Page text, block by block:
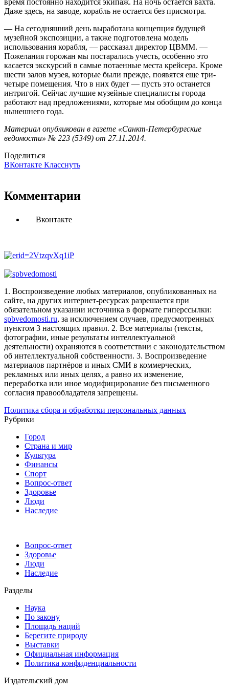
время постоянно находится экипаж. На ночь остается вахта.
Даже здесь, на заводе, корабль не остается без присмотра.
— На сегодняшний день выработана концепция будущей
музейной экспозиции, а также подготовлена модель
использования корабля, — рассказал директор ЦВММ. —
Пожелания горожан мы постарались учесть, особенно это
касается экскурсий в самые потаенные места крейсера. Кроме
шести залов музея, которые были прежде, появятся еще три-
четыре помещения. Что в них будет — пусть это останется
интригой. Сейчас лучшие музейные специалисты города
работают над предложениями, которые мы обобщим до конца
нынешнего года.
Материал опубликован в газете «Санкт-Петербургские
ведомости» № 223 (5349) от 27.11.2014.
Поделиться
ВКонтакте Класснуть
Комментарии
Вконтакте
1. Воспроизведение любых материалов, опубликованных на
сайте, на других интернет-ресурсах разрешается при
обязательном указании источника в формате гиперссылки:
spbvedomosti.ru, за исключением случаев, предусмотренных
пунктом 3 настоящих правил. 2. Все материалы (тексты,
фотографии, иные результаты интеллектуальной
деятельности) охраняются в соответствии с законодательством
об интеллектуальной собственности. 3. Воспроизведение
материалов партнёров и иных СМИ в коммерческих,
рекламных или иных целях, а равно их изменение,
переработка или иное модифицирование без письменного
согласия правообладателя запрещены.
Политика сбора и обработки персональных данных
Рубрики
Город
Страна и мир
Культура
Финансы
Спорт
Вопрос-ответ
Здоровье
Люди
Наследие
Вопрос-ответ
Здоровье
Люди
Наследие
Разделы
Наука
По закону
Площадь наций
Берегите природу
Выставки
Официальная информация
Политика конфиденциальности
Издательский дом